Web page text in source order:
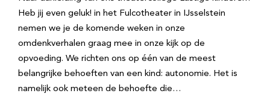
Heb jij even geluk! in het Fulcotheater in IJsselstein
nemen we je de komende weken in onze
omdenkverhalen graag mee in onze kijk op de
opvoeding. We richten ons op één van de meest
belangrijke behoeften van een kind: autonomie. Het is
namelijk ook meteen de behoefte die…